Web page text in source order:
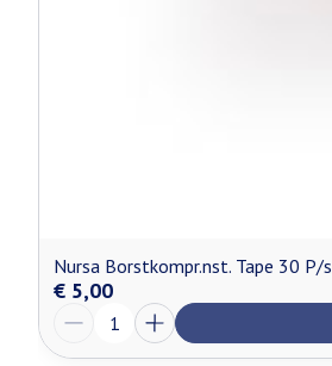
Nursa Borstkompr.nst. Tape 30 P/s
€ 5,00